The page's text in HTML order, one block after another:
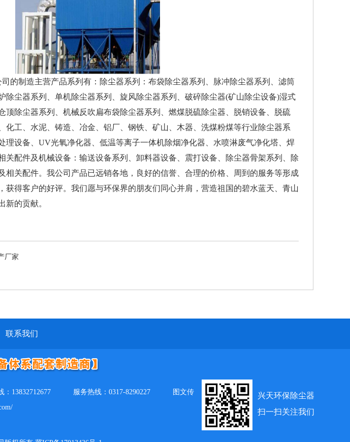
的制造主营产品系列有：除尘器系列：布袋除尘器系列、脉冲除尘器系列、滤筒
除尘器系列、单机除尘器系列、旋风除尘器系列、破碎除尘器(矿山除尘设备)湿式
顶除尘器系列、机械反吹扁布袋除尘器系列、燃煤脱硫除尘器、脱销设备、脱硫
化工、水泥、铸造、冶金、铝厂、钢铁、矿山、木器、洗煤粉煤等行业除尘器系
理设备、UV光氧净化器、低温等离子一体机除烟净化器、水喷淋废气净化塔、焊
关配件及机械设备：输送设备系列、卸料器设备、震打设备、除尘器骨架系列、除
相关配件。我公司产品已远销各地，良好的信誉、合理的价格、周到的服务等形成
获得客户的好评。我们愿与环保界的朋友们同心并肩，营造祖国的碧水蓝天、青山
新的贡献。
厂家
联系我们
：13832712677 服务热线：0317-8290227
图文传
兴天环保除尘器
扫一扫关注我们